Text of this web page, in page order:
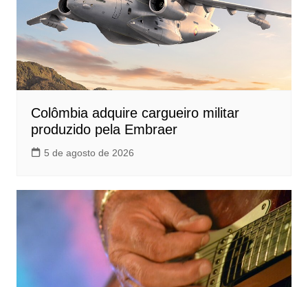
Colômbia adquire cargueiro militar
produzido pela Embraer
5 de agosto de 2026